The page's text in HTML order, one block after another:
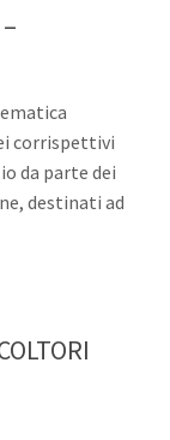
corrispettivi
da parte dei
destinati ad